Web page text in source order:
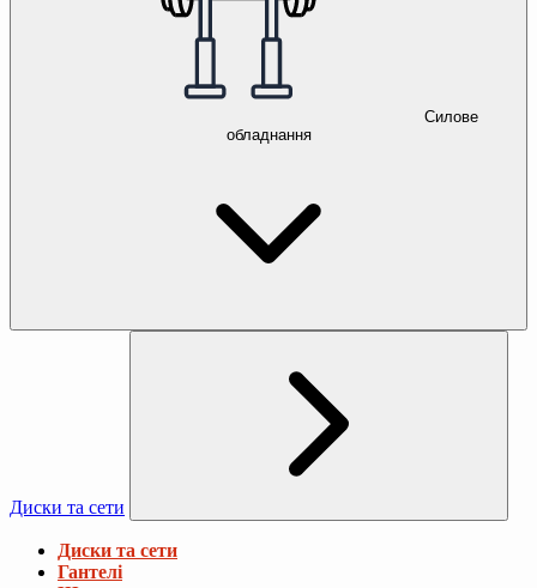
Силове
обладнання
Диски та сети
Диски та сети
Гантелі